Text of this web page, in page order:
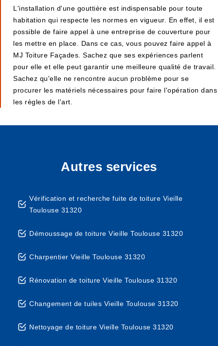
L'installation d'une gouttière est indispensable pour toute
habitation qui respecte les normes en vigueur. En effet, il est
possible de faire appel à une entreprise de couverture pour
les mettre en place. Dans ce cas, vous pouvez faire appel à
MJ Toiture Façades. Sachez que ses expériences parlent
pour elle et elle peut garantir une meilleure qualité de travail.
Sachez qu'elle ne rencontre aucun problème pour se
procurer les matériels nécessaires pour faire l'opération dans
les règles de l'art.
Autres services
Vérification et recherche fuite de toiture Vieille
Toulouse 31320
Démoussage de toiture Vieille Toulouse 31320
Charpentier Vieille Toulouse 31320
Rénovation de toiture Vieille Toulouse 31320
Changement de tuiles Vieille Toulouse 31320
Nettoyage de toiture Vieille Toulouse 31320